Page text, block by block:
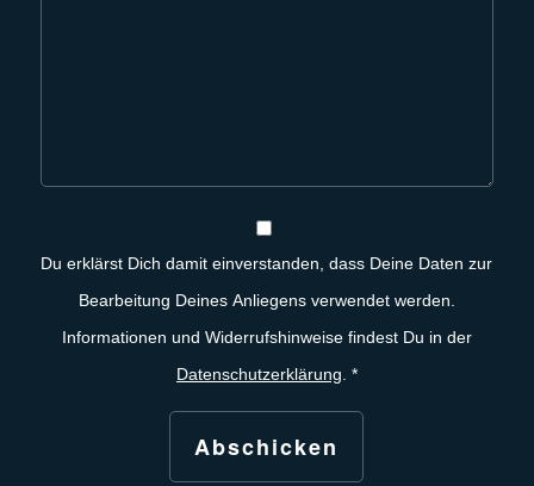
Du erklärst Dich damit einverstanden, dass Deine Daten zur
Bearbeitung Deines Anliegens verwendet werden.
Informationen und Widerrufshinweise findest Du in der
Datenschutzerklärung *